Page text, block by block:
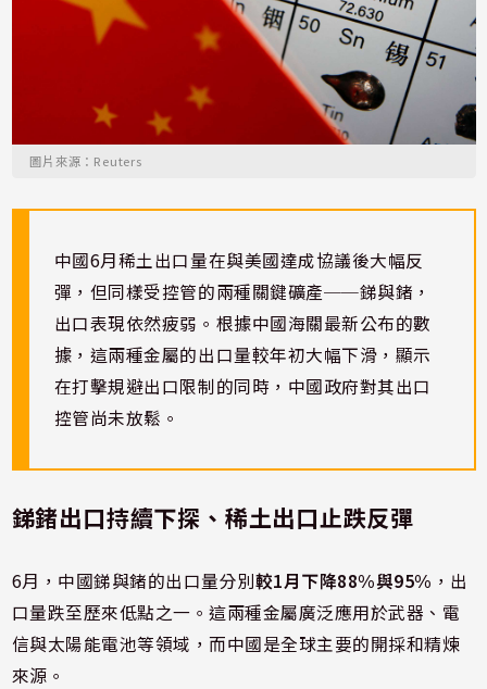
圖片來源：Reuters
中國6月稀土出口量在與美國達成協議後大幅反
彈，但同樣受控管的兩種關鍵礦產──銻與鍺，
出口表現依然疲弱。根據中國海關最新公布的數
據，這兩種金屬的出口量較年初大幅下滑，顯示
在打擊規避出口限制的同時，中國政府對其出口
控管尚未放鬆。
銻鍺出口持續下探、稀土出口止跌反彈
6月，中國銻與鍺的出口量分別較1月下降88%與95% ，出
口量跌至歷來低點之一。這兩種金屬廣泛應用於武器、電
信與太陽能電池等領域，而中國是全球主要的開採和精煉
來源。